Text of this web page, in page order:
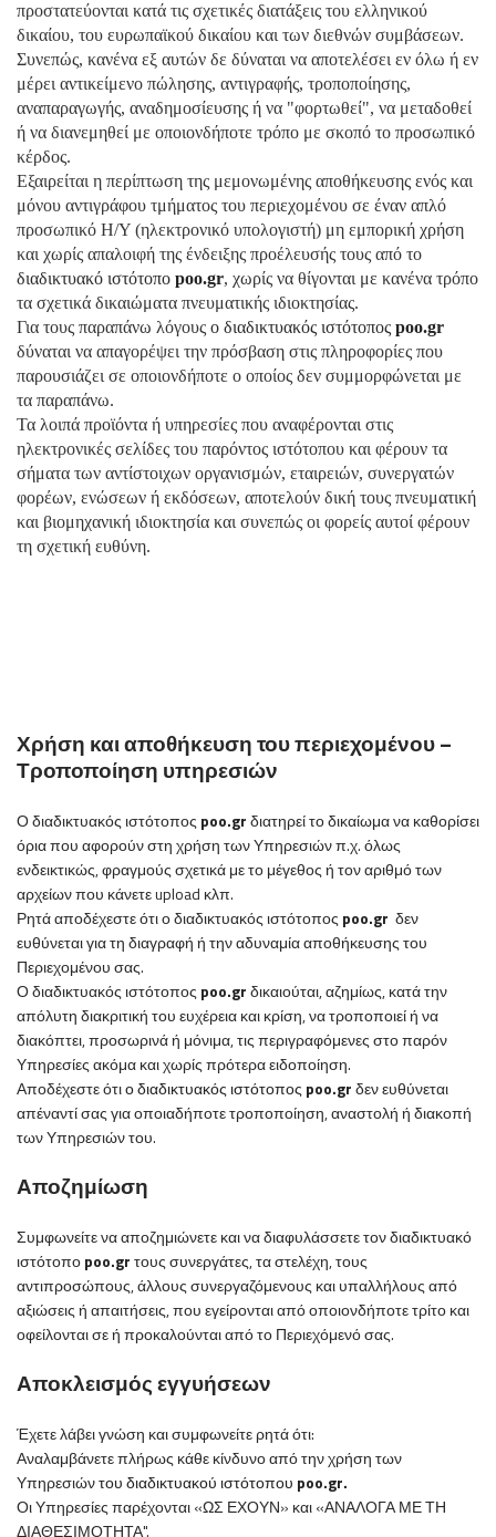
προστατεύονται κατά τις σχετικές διατάξεις του ελληνικού
δικαίου, του ευρωπαϊκού δικαίου και των διεθνών συμβάσεων.
Συνεπώς, κανένα εξ αυτών δε δύναται να αποτελέσει εν όλω ή εν
μέρει αντικείμενο πώλησης, αντιγραφής, τροποποίησης,
αναπαραγωγής, αναδημοσίευσης ή να "φορτωθεί", να μεταδοθεί
ή να διανεμηθεί με οποιονδήποτε τρόπο με σκοπό το προσωπικό
κέρδος.
Εξαιρείται η περίπτωση της μεμονωμένης αποθήκευσης ενός και
μόνου αντιγράφου τμήματος του περιεχομένου σε έναν απλό
προσωπικό Η/Υ (ηλεκτρονικό υπολογιστή) μη εμπορική χρήση
και χωρίς απαλοιφή της ένδειξης προέλευσής τους από το
διαδικτυακό ιστότοπο poo.gr, χωρίς να θίγονται με κανένα τρόπο
τα σχετικά δικαιώματα πνευματικής ιδιοκτησίας.
Για τους παραπάνω λόγους ο διαδικτυακός ιστότοπος poo.gr
δύναται να απαγορέψει την πρόσβαση στις πληροφορίες που
παρουσιάζει σε οποιονδήποτε ο οποίος δεν συμμορφώνεται με
τα παραπάνω.
Τα λοιπά προϊόντα ή υπηρεσίες που αναφέρονται στις
ηλεκτρονικές σελίδες του παρόντος ιστότοπου και φέρουν τα
σήματα των αντίστοιχων οργανισμών, εταιρειών, συνεργατών
φορέων, ενώσεων ή εκδόσεων, αποτελούν δική τους πνευματική
και βιομηχανική ιδιοκτησία και συνεπώς οι φορείς αυτοί φέρουν
τη σχετική ευθύνη.
Χρήση και αποθήκευση του περιεχομένου –
Τροποποίηση υπηρεσιών
Οδιαδικτυακός ιστότοπος poo.grδιατηρεί το δικαίωμα να καθορίσει
όρια που αφορούν στη χρήση των Υπηρεσιών π.χ. όλως
ενδεικτικώς, φραγμούς σχετικά με το μέγεθος ή τον αριθμό των
αρχείων που κάνετε upload κλπ.
Ρητά αποδέχεστε ότι οδιαδικτυακός ιστότοπος poo.gr δεν
ευθύνεται για τη διαγραφή ή την αδυναμία αποθήκευσης του
Περιεχομένου σας.
Οδιαδικτυακός ιστότοπος poo.grδικαιούται, αζημίως, κατά την
απόλυτη διακριτική του ευχέρεια και κρίση, να τροποποιεί ή να
διακόπτει, προσωρινά ή μόνιμα, τις περιγραφόμενες στο παρόν
Υπηρεσίες ακόμα και χωρίς πρότερα ειδοποίηση.
Αποδέχεστε ότιοδιαδικτυακός ιστότοπος poo.grδεν ευθύνεται
απέναντί σας για οποιαδήποτε τροποποίηση, αναστολή ή διακοπή
των Υπηρεσιών του.
Αποζημίωση
Συμφωνείτε να αποζημιώνετε και να διαφυλάσσετε τονδιαδικτυακό
ιστότοποpoo.grτους συνεργάτες, τα στελέχη, τους
αντιπροσώπους, άλλους συνεργαζόμενους και υπαλλήλους από
αξιώσεις ή απαιτήσεις, που εγείρονται από οποιονδήποτε τρίτο και
οφείλονται σε ή προκαλούνται από το Περιεχόμενό σας.
Αποκλεισμός εγγυήσεων
Έχετε λάβει γνώση και συμφωνείτε ρητά ότι:
Αναλαμβάνετε πλήρως κάθε κίνδυνο από την χρήση των
Υπηρεσιώντουδιαδικτυακού ιστότοπου poo.gr.
Οι Υπηρεσίες παρέχονται «ΩΣ ΕΧΟΥΝ» και «ΑΝΑΛΟΓΑ ΜΕ ΤΗ
ΔΙΑΘΕΣΙΜΟΤΗΤΑ".